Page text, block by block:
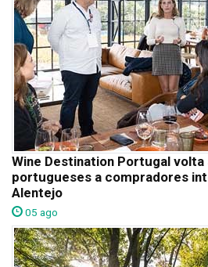
Wine Destination Portugal
portugueses a compradores
Alentejo
05 ago